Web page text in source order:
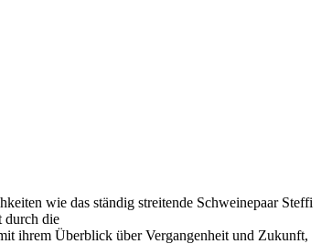
wie das ständig streitende Schweinepaar Steffi
durch die
ihrem Überblick über Vergangenheit und Zukunft,